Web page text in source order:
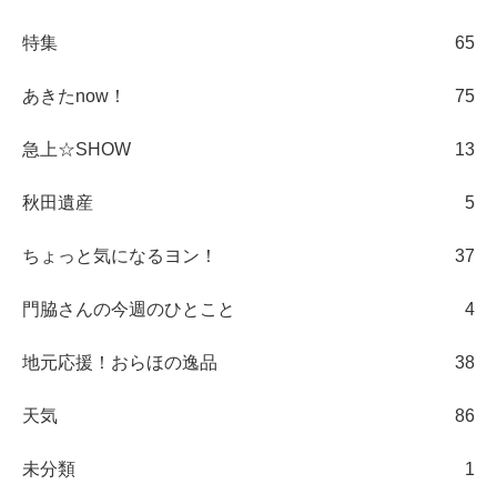
特集 65
あきたnow！ 75
急上☆SHOW 13
秋田遺産 5
ちょっと気になるヨン！ 37
門脇さんの今週のひとこと 4
地元応援！おらほの逸品 38
天気 86
未分類 1